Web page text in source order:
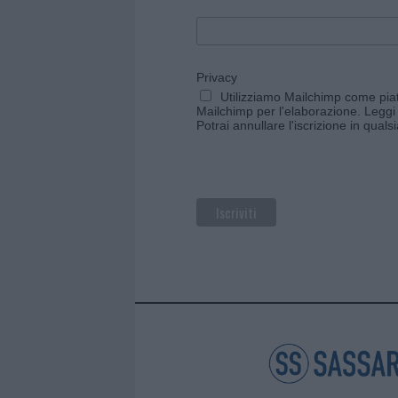
Privacy
Utilizziamo Mailchimp come
Mailchimp per l'elaborazione.
Potrai annullare l'iscrizione in